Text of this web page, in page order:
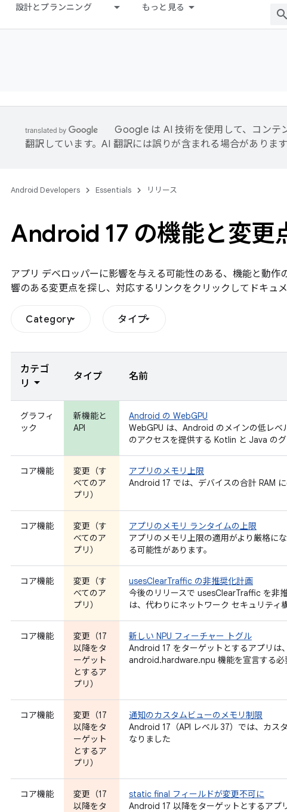
設計とプランニング もっと見る
Google は AI 技術を使用して、コンテ
翻訳しています。AI 翻訳には誤りが含まれる場合があります
Android Developers Essentials リリース
Android 17 の機能と変更
アプリ デベロッパーに影響を与える可能性のある、機能と動
響のある変更点を探し、対応するリンクをクリックしてドキュ
Category タイプ
カテゴ
リ
タイプ 名前
グラフィ
ック
新機能と
API
Android の WebGPU
WebGPU は、Android のメインの低レベ
のアクセスを提供する Kotlin と Java の
コア機能
変更（す
べてのア
プリ）
アプリのメモリ上限
Android 17 では、デバイスの合計 RAM
コア機能
変更（す
べてのア
プリ）
アプリのメモリ ランタイムの上限
アプリのメモリ上限の適用がより厳格に
る可能性があります。
コア機能
変更（す
べてのア
プリ）
usesClearTraffic の非推奨化計画
今後のリリースで usesClearTraffic を非
は、代わりにネットワーク セキュリティ
コア機能
変更（17
以降をタ
ーゲット
とするア
プリ）
新しい NPU フィーチャー トグル
Android 17 をターゲットとするアプリは
android.hardware.npu 機能を宣言する必
コア機能
変更（17
以降をタ
ーゲット
とするア
プリ）
通知のカスタムビューのメモリ制限
Android 17（API レベル 37）では、カス
なりました
コア機能
変更（17
以降をタ
static final フィールドが変更不可に
Android 17 以降をターゲットとするア